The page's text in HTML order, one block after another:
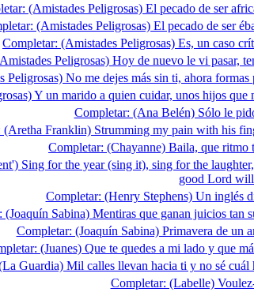
(Amistades Peligrosas) El pecado de ser
(Amistades Peligrosas) El pecado de ser
Completar: (Amistades Peligrosas) Es, un caso
Peligrosas) Hoy de nuevo le vi pasar,
Peligrosas) No me dejes más sin ti, ahora
Y un marido a quien cuidar, unos hijos
Completar: (Ana Belén) Sólo le
(Aretha Franklin) Strumming my pain with his
Completar: (Chayanne) Baila, que ritmo
Sing for the year (sing it), sing for the
good Lord
Completar: (Henry Stephens) Un inglés
(Joaquín Sabina) Mentiras que ganan juicios tan
Completar: (Joaquín Sabina) Primavera de un
(Juanes) Que te quedes a mi lado y que
Guardia) Mil calles llevan hacia ti y no sé cuál
Completar: (Labelle)